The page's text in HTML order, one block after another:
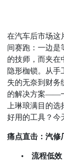
在汽车后市场这
间赛跑：一边是
的技师，而夹在
隐形枷锁。从手
失的无奈到财务
的解决方案——
上琳琅满目的选
好用的工具？今
痛点直击：汽修
• 流程低效